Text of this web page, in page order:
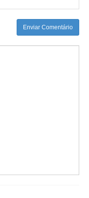
Enviar Comentário